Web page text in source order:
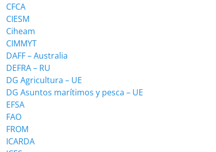
CFCA
CIESM
Ciheam
CIMMYT
DAFF – Australia
DEFRA – RU
DG Agricultura – UE
DG Asuntos marítimos y pesca – UE
EFSA
FAO
FROM
ICARDA